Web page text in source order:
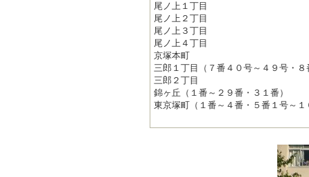
尾ノ上１丁目
尾ノ上２丁目
尾ノ上３丁目
尾ノ上４丁目
京塚本町
三郎１丁目（７番４０号～４９号・８
三郎２丁目
錦ヶ丘（１番～２９番・３１番）
東京塚町（１番～４番・５番１号～